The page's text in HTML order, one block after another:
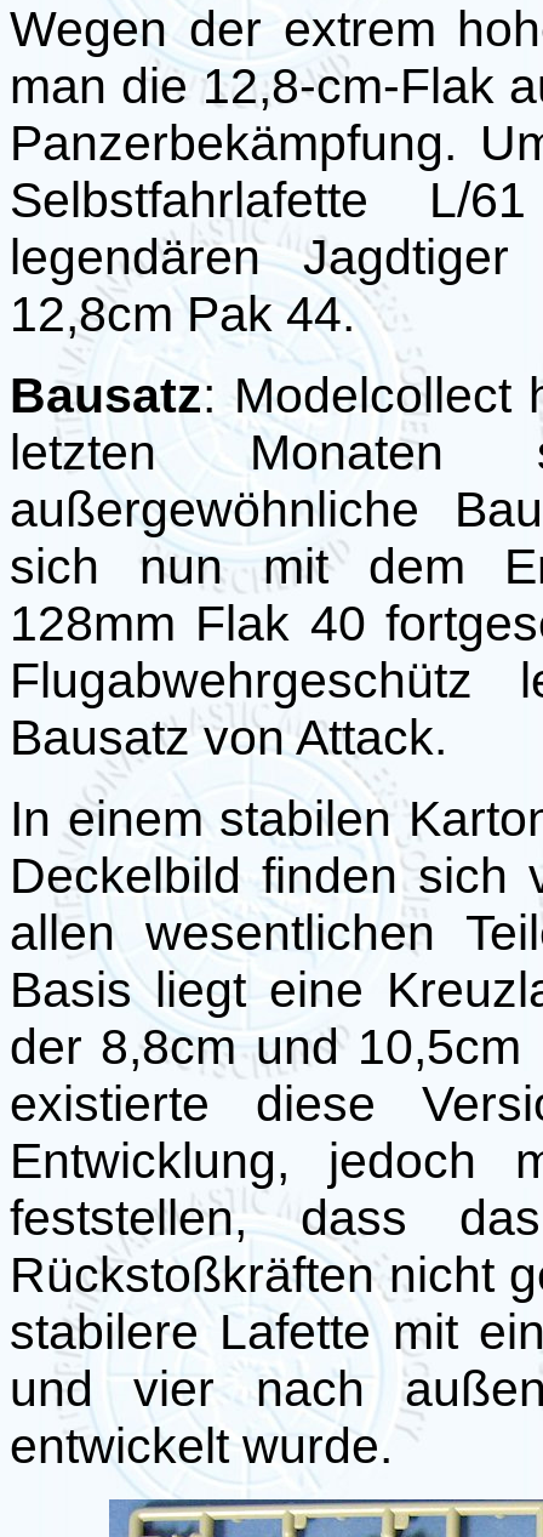
Wegen der extrem
man die 12,8-cm-Flak
Panzerbekämpfung.
Selbstfahrlafette
legendären
12,8cm Pak 44.
Bausatz: Modelcollect
letzten Monaten
außergewöhnliche
sich nun mit dem
128mm Flak 40
Bausatz von Attack.
In einem stabilen
Deckelbild finden sich
allen wesentlichen
Basis liegt eine
der 8,8cm und 10,5cm
existierte diese
Entwicklung, jedoch
feststellen, dass
Rückstoßkräften nicht
stabilere Lafette mit
und vier nach
entwickelt wurde.